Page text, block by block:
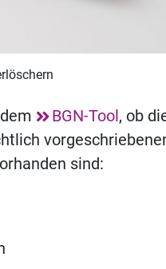
BGN-Tool, ob
sind: